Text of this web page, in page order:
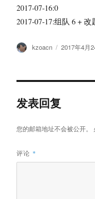
2017-07-16:0
2017-07-17:组队 6 + 改
作
kzoacn
发
2017年4月
发表回复
您的邮箱地址不会被公开。
评论 *